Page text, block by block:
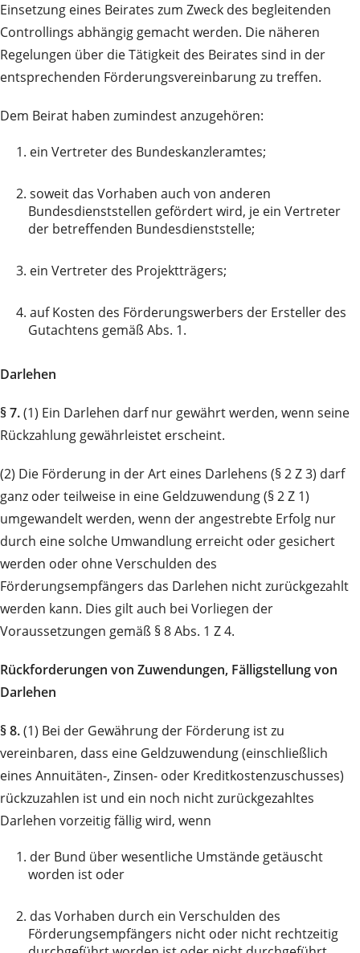
Einsetzung eines Beirates zum Zweck des begleitenden
Controllings abhängig gemacht werden. Die näheren
Regelungen über die Tätigkeit des Beirates sind in der
entsprechenden Förderungsvereinbarung zu treffen.
Dem Beirat haben zumindest anzugehören:
1. ein Vertreter des Bundeskanzleramtes;
2. soweit das Vorhaben auch von anderen
Bundesdienststellen gefördert wird, je ein Vertreter
der betreffenden Bundesdienststelle;
3. ein Vertreter des Projektträgers;
4. auf Kosten des Förderungswerbers der Ersteller des
Gutachtens gemäß Abs. 1.
Darlehen
§ 7.(1) Ein Darlehen darf nur gewährt werden, wenn seine
Rückzahlung gewährleistet erscheint.
(2) Die Förderung in der Art eines Darlehens (§ 2 Z 3) darf
ganz oder teilweise in eine Geldzuwendung (§ 2 Z 1)
umgewandelt werden, wenn der angestrebte Erfolg nur
durch eine solche Umwandlung erreicht oder gesichert
werden oder ohne Verschulden des
Förderungsempfängers das Darlehen nicht zurückgezahlt
werden kann. Dies gilt auch bei Vorliegen der
Voraussetzungen gemäß § 8 Abs. 1 Z 4.
Rückforderungen von Zuwendungen, Fälligstellung von
Darlehen
§ 8.(1) Bei der Gewährung der Förderung ist zu
vereinbaren, dass eine Geldzuwendung (einschließlich
eines Annuitäten-, Zinsen- oder Kreditkostenzuschusses)
rückzuzahlen ist und ein noch nicht zurückgezahltes
Darlehen vorzeitig fällig wird, wenn
1. der Bund über wesentliche Umstände getäuscht
worden ist oder
2. das Vorhaben durch ein Verschulden des
Förderungsempfängers nicht oder nicht rechtzeitig